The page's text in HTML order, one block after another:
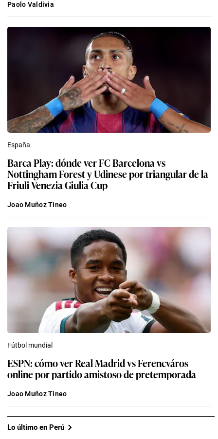
Paolo Valdivia
España
Barca Play: dónde ver FC Barcelona vs
Nottingham Forest y Udinese por triangular de la
Friuli Venezia Giulia Cup
Joao Muñoz Tineo
Fútbol mundial
ESPN: cómo ver Real Madrid vs Ferencváros
online por partido amistoso de pretemporada
Joao Muñoz Tineo
Lo último en Perú